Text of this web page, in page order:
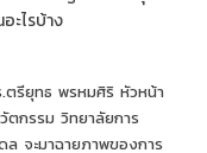
อะไรบ้าง
ตรียุทธ พรหมศิริ หัวหน้า
ตกรรม วิทยาลัยการ
จะมาฉายภาพของการ